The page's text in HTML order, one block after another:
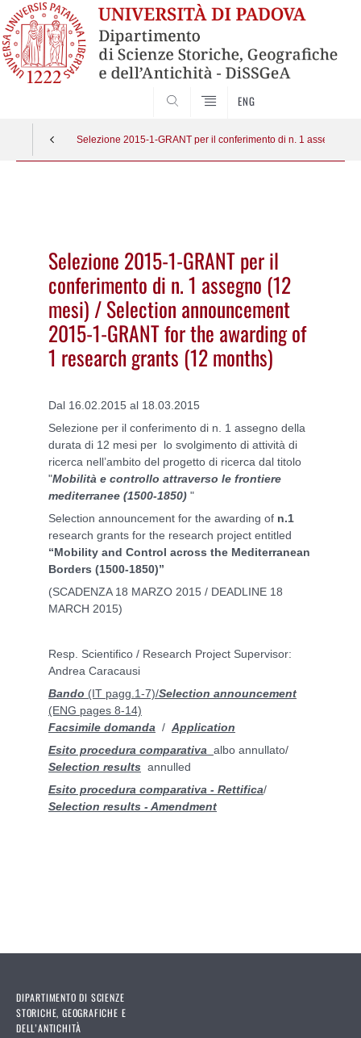
ENG
Selezione 2015-1-GRANT per il conferimento di n. 1 assegno
Selezione 2015-1-GRANT per il
conferimento di n. 1 assegno (12
mesi) / Selection announcement
2015-1-GRANT for the awarding of
1 research grants (12 months)
Dal 16.02.2015 al 18.03.2015
Selezione per il conferimento di n. 1 assegno della
durata di 12 mesi per lo svolgimento di attività di
ricerca nell’ambito del progetto di ricerca dal titolo
"Mobilità e controllo attraverso le frontiere
mediterranee (1500-1850) "
Selection announcement for the awarding of n.1
research grants for the research project entitled
“Mobility and Control across the Mediterranean
Borders (1500-1850)”
(SCADENZA 18 MARZO 2015 / DEADLINE 18
MARCH 2015)
Resp. Scientifico / Research Project Supervisor:
Andrea Caracausi
Bando (IT pagg.1-7)/Selection announcement
(ENG pages 8-14)
Facsimile domanda / Application
Esito procedura comparativa albo annullato/
Selection results annulled
Esito procedura comparativa - Rettifica/
Selection results - Amendment
DIPARTIMENTO DI SCIENZE
STORICHE, GEOGRAFICHE E
DELL’ANTICHITÀ